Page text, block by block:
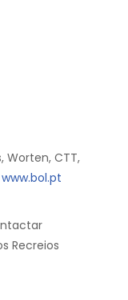
Worten, CTT,
www.bol.pt
Recreios